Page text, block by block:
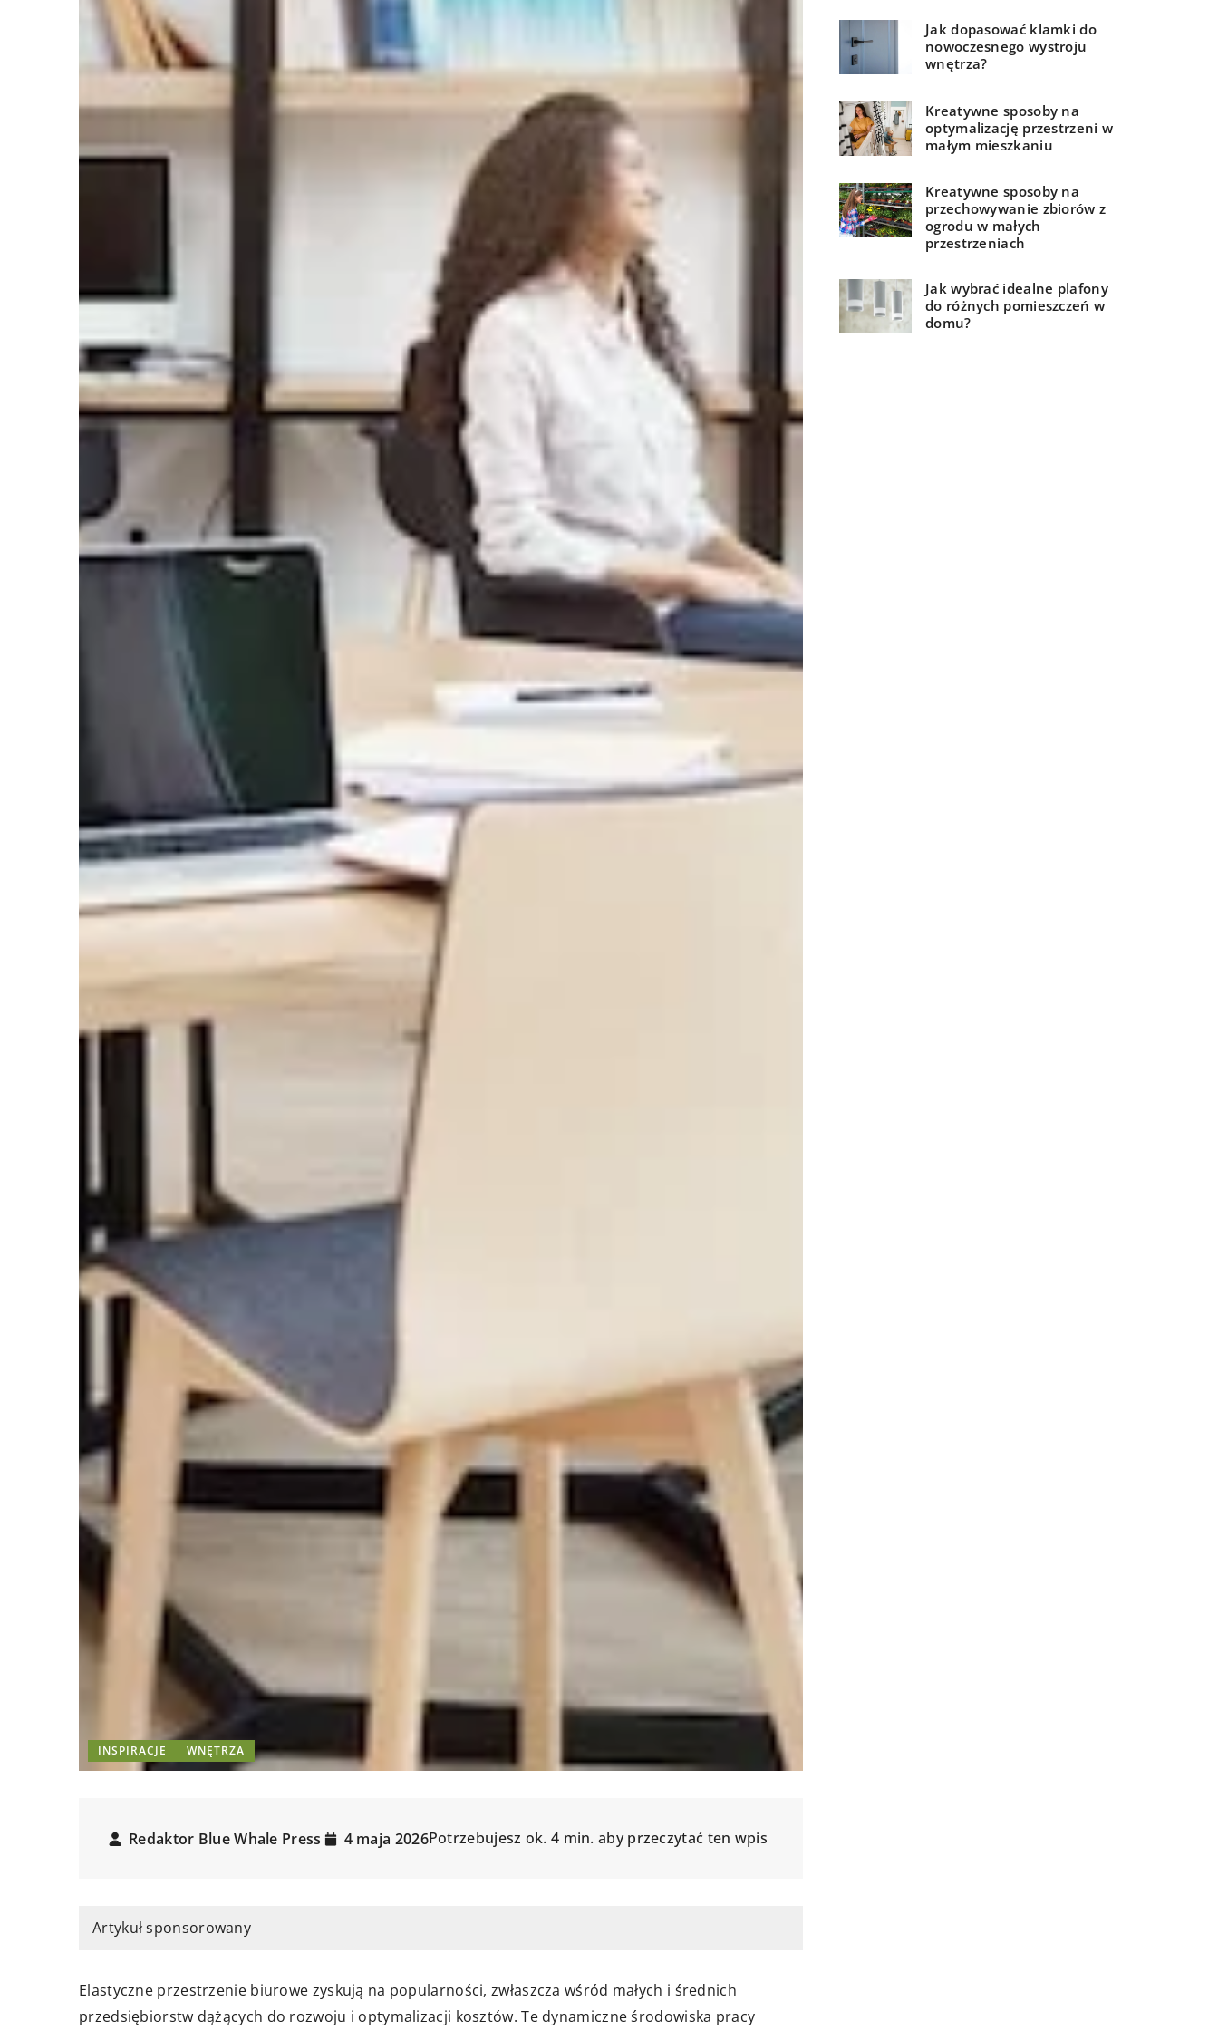
INSPIRACJE WNĘTRZA
Redaktor Blue Whale Press 4 maja 2026Potrzebujesz ok. 4 min. aby przeczytać ten wpis
Artykuł sponsorowany
Elastyczne przestrzenie biurowe zyskują na popularności, zwłaszcza wśród małych i średnich
przedsiębiorstw dążących do rozwoju i optymalizacji kosztów. Te dynamiczne środowiska pracy
Jak dopasować klamki do
nowoczesnego wystroju
wnętrza?
Kreatywne sposoby na
optymalizację przestrzeni w
małym mieszkaniu
Kreatywne sposoby na
przechowywanie zbiorów z
ogrodu w małych
przestrzeniach
Jak wybrać idealne plafony
do różnych pomieszczeń w
domu?